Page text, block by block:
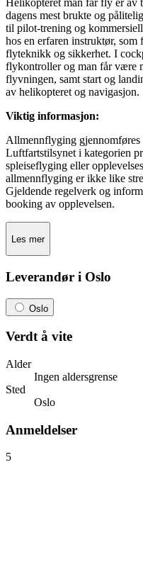
Helikopteret man får fly er av
dagens mest brukte og
til pilot-trening og
hos en erfaren instruktør,
flyteknikk og sikkerhet. I
flykontroller og man får være
flyvningen, samt start og
av helikopteret og navigasjon.
Viktig informasjon:
Allmennflyging
Luftfartstilsynet i kategorien
spleiseflyging eller
allmennflyging er ikke like
Gjeldende regelverk og
booking av opplevelsen.
Les mer
Leverandør i Oslo
Oslo
Verdt å vite
Alder
Ingen aldersgrense
Sted
Oslo
Anmeldelser
5